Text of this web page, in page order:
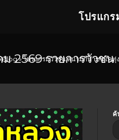
โปรแกร
2569 รายการวัวชน
Blog»โปรแกรมวัวชน สนามกีฬาชนโคทุ่
ค้